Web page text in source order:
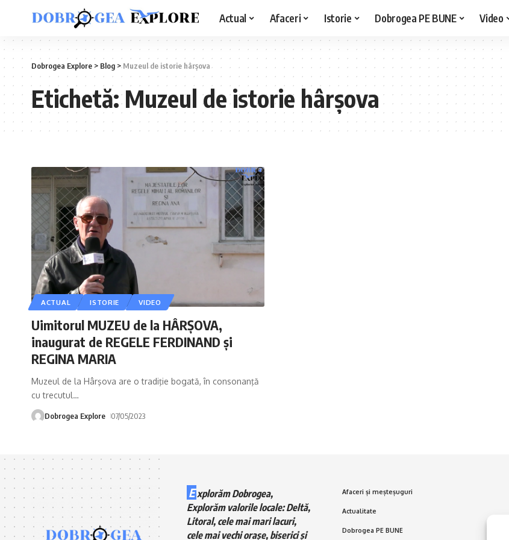
Actual Afaceri Istorie Dobrogea PE BUNE Video
Dobrogea Explore> Blog >Muzeul de istorie hârșova
Etichetă:Muzeul de istorie hârșova
ACTUAL ISTORIE VIDEO
Uimitorul MUZEU de la HÂRȘOVA,
inaugurat de REGELE FERDINAND și
REGINA MARIA
Muzeul de la Hârşova are o tradiţie bogată, în consonanţă
cu trecutul…
Dobrogea Explore 07/05/2023
E xplorăm Dobrogea,
Explorăm valorile locale: Deltă,
Litoral, cele mai mari lacuri,
cele mai vechi orașe, biserici și
Afaceri și meșteșuguri
Actualitate
Dobrogea PE BUNE